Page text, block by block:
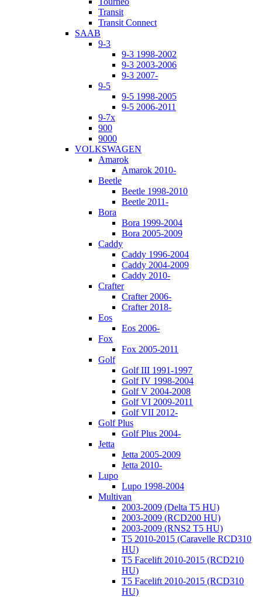
Transit
Transit Connect
SAAB
9-3
9-3 1998-2002
9-3 2003-2006
9-3 2007-
9-5
9-5 1998-2005
9-5 2006-2011
9-7x
900
9000
VOLKSWAGEN
Amarok
Amarok 2010-
Beetle
Beetle 1998-2010
Beetle 2011-
Bora
Bora 1999-2004
Bora 2005-2009
Caddy
Caddy 1996-2004
Caddy 2004-2009
Caddy 2010-
Crafter
Crafter 2006-
Crafter 2018-
Eos
Eos 2006-
Fox
Fox 2005-2011
Golf
Golf III 1991-1997
Golf IV 1998-2004
Golf V 2004-2008
Golf VI 2009-2011
Golf VII 2012-
Golf Plus
Golf Plus 2004-
Jetta
Jetta 2005-2009
Jetta 2010-
Lupo
Lupo 1998-2004
Multivan
2003-2009 (Delta T5 HU)
2003-2009 (RCD200 HU)
2003-2009 (RNS2 T5 HU)
T5 2010-2015 (Caravelle RCD310
HU)
T5 Facelift 2010-2015 (RCD210
HU)
T5 Facelift 2010-2015 (RCD310
HU)